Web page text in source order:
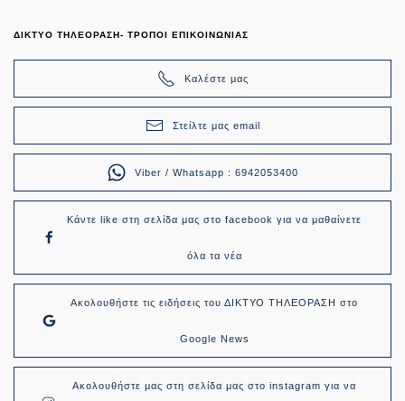
ΔΙΚΤΥΟ ΤΗΛΕΟΡΑΣΗ- ΤΡΟΠΟΙ ΕΠΙΚΟΙΝΩΝΙΑΣ
Καλέστε μας
Στείλτε μας email
Viber / Whatsapp : 6942053400
Κάντε like στη σελίδα μας στο facebook για να μαθαίνετε
όλα τα νέα
Ακολουθήστε τις ειδήσεις του ΔΙΚΤΥΟ ΤΗΛΕΟΡΑΣΗ στο
Google News
Ακολουθήστε μας στη σελίδα μας στο instagram για να